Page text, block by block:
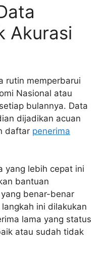
Akurasi
rutin memperbarui
Nasional atau
bulannya. Data
dijadikan acuan
daftar penerima
yang lebih cepat ini
bantuan
benar-benar
ini dilakukan
lama yang status
atau sudah tidak